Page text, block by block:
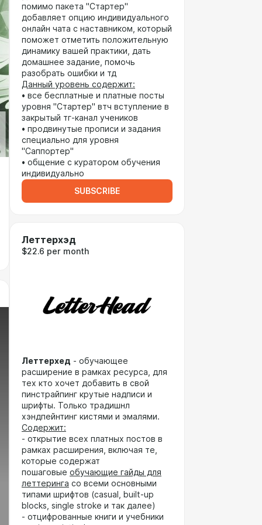
помимо пакета "Стартер"
добавляет опцию индивидуального
онлайн чата с наставником, который
поможет отметить положительную
динамику вашей практики, дать
домашнее задание, помочь
разобрать ошибки и тд
Данный уровень содержит:
• все бесплатные и платные посты
уровня "Стартер" втч вступление в
закрытый тг-канал учеников
• продвинутые прописи и задания
специально для уровня
"Саппортер"
• общение с куратором обучения
индивидуально
SUBSCRIBE
Леттерхэд
$22.6 per month
Леттерхед - обучающее
расширение в рамках ресурса, для
тех кто хочет добавить в свой
пинстрайпинг крутые надписи и
шрифты. Только традишнл
хэндпейнтинг кистями и эмалями.
Содержит:
- открытие всех платных постов в
рамках расширения, включая те,
которые содержат
пошаговые обучающие гайды для
леттеринга со всеми основными
типами шрифтов (casual, built-up
blocks, single stroke и так далее)
- отцифрованные книги и учебники